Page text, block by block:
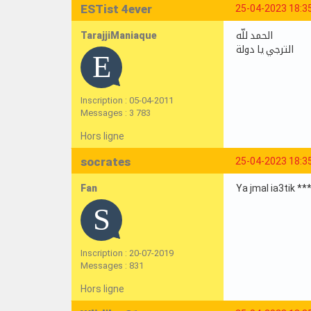
25-04-2023
ESTist 4ever
TarajjiManiaque
Inscription : 05-04-2011
Messages : 3 783
الحمد للّه
الترجي يا دولة
Hors ligne
25-04-2023
socrates
Fan
Inscription : 20-07-2019
Messages : 831
Ya jmal ia3tik
Hors ligne